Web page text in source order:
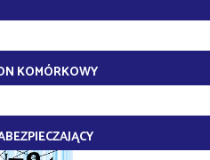
KOMÓRKOWY